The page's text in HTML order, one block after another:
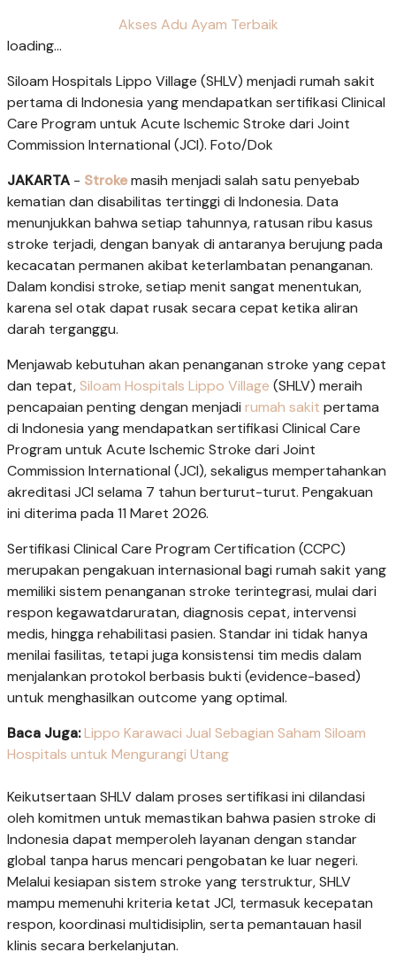
Akses Adu Ayam Terbaik
loading...
Siloam Hospitals Lippo Village (SHLV) menjadi rumah sakit
pertama di Indonesia yang mendapatkan sertifikasi Clinical
Care Program untuk Acute Ischemic Stroke dari Joint
Commission International (JCI). Foto/Dok
JAKARTA - Strokemasih menjadi salah satu penyebab
kematian dan disabilitas tertinggi di Indonesia. Data
menunjukkan bahwa setiap tahunnya, ratusan ribu kasus
stroke terjadi, dengan banyak di antaranya berujung pada
kecacatan permanen akibat keterlambatan penanganan.
Dalam kondisi stroke, setiap menit sangat menentukan,
karena sel otak dapat rusak secara cepat ketika aliran
darah terganggu.
Menjawab kebutuhan akan penanganan stroke yang cepat
dan tepat,Siloam Hospitals Lippo Village (SHLV) meraih
pencapaian penting dengan menjadi rumah sakit pertama
di Indonesia yang mendapatkan sertifikasi Clinical Care
Program untuk Acute Ischemic Stroke dari Joint
Commission International (JCI), sekaligus mempertahankan
akreditasi JCI selama 7 tahun berturut-turut. Pengakuan
ini diterima pada 11 Maret 2026.
Sertifikasi Clinical Care Program Certification (CCPC)
merupakan pengakuan internasional bagi rumah sakit yang
memiliki sistem penanganan stroke terintegrasi, mulai dari
respon kegawatdaruratan, diagnosis cepat, intervensi
medis, hingga rehabilitasi pasien. Standar ini tidak hanya
menilai fasilitas, tetapi juga konsistensi tim medis dalam
menjalankan protokol berbasis bukti (evidence-based)
untuk menghasilkan outcome yang optimal.
Baca Juga:Lippo Karawaci Jual Sebagian Saham Siloam
Hospitals untuk Mengurangi Utang
Keikutsertaan SHLV dalam proses sertifikasi ini dilandasi
oleh komitmen untuk memastikan bahwa pasien stroke di
Indonesia dapat memperoleh layanan dengan standar
global tanpa harus mencari pengobatan ke luar negeri.
Melalui kesiapan sistem stroke yang terstruktur, SHLV
mampu memenuhi kriteria ketat JCI, termasuk kecepatan
respon, koordinasi multidisiplin, serta pemantauan hasil
klinis secara berkelanjutan.